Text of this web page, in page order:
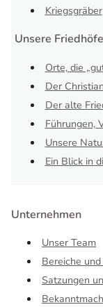
Kriegsgräber
Unsere
Orte, die
Der
Der alte
Führungen,
Unsere
Ein Blick in
Unternehmen
Unser Team
Bereiche
Satzungen